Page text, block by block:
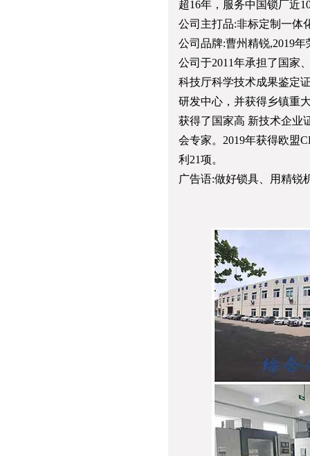
超16年，服务中国锁厂近
公司主打品:非标定制一体
公司品牌:曹州精锐,2019
公司于2011年承担了国家
科技厅科学技术成果鉴定
研发中心，并获得乡镇重
获得了国家高 新技术企业
会专家。2019年获得欧盟
利21项。
广告语:做好锁具、用精锐